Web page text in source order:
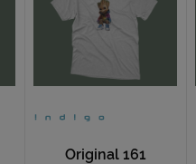
Original 161